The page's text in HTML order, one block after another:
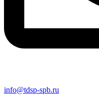
info@tdsp-spb.ru